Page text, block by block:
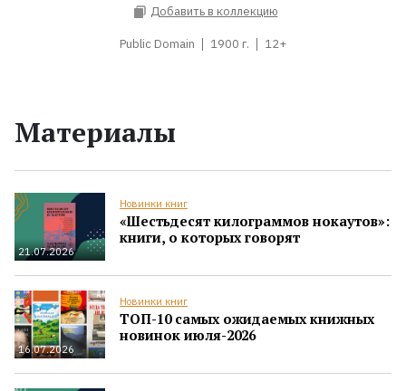
Добавить в коллекцию
Public Domain 1900 г. 12+
Материалы
21.07.2026
Новинки книг
«Шестьдесят килограммов нокаутов»:
книги, о которых говорят
16.07.2026
Новинки книг
ТОП-10 самых ожидаемых книжных
новинок июля-2026